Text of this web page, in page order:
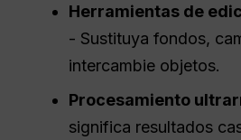
Herramientas de
- Sustituya fondos,
intercambie objetos.
Procesamiento
significa resultados